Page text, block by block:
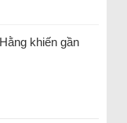
khiến gần